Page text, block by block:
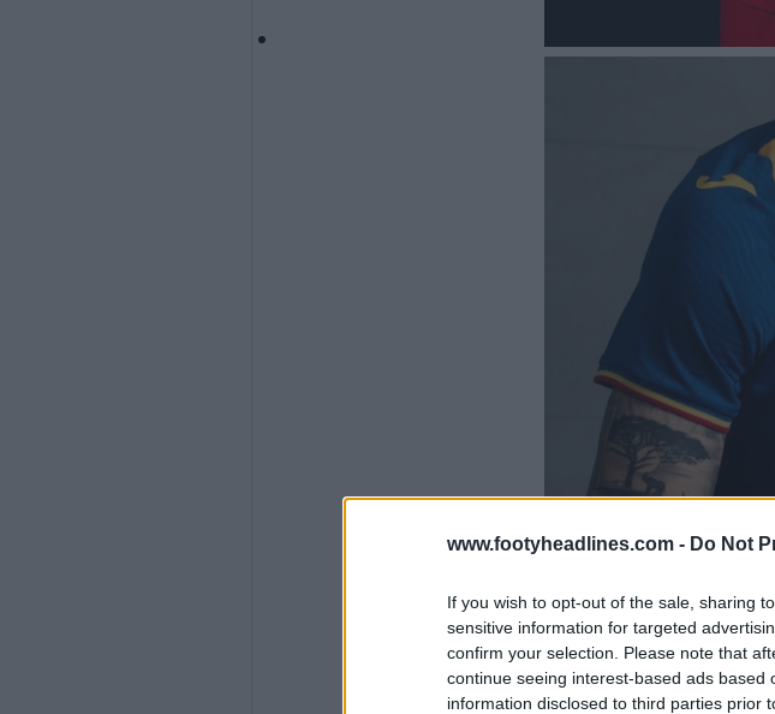
www.footyheadlines.com - Do Not
If you wish to opt-out of the sale, sharing
sensitive information for targeted
confirm your selection. Please note that
continue seeing interest-based ads
information disclosed to third parties prior